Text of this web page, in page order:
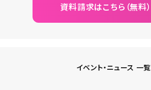
資料請求はこちら（無料）
イベント・ニュース 一覧